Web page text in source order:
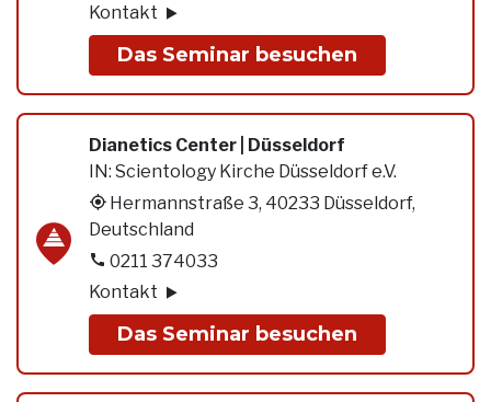
Kontakt
Das Seminar besuchen
Dianetics Center | Düsseldorf
IN: Scientology Kirche Düsseldorf e.V.
Hermannstraße 3, 40233 Düsseldorf,
Deutschland
0211 374033
Kontakt
Das Seminar besuchen